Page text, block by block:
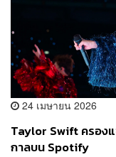
24 เมษายน 2026
Taylor Swift ครอ
กาลบน Spotify